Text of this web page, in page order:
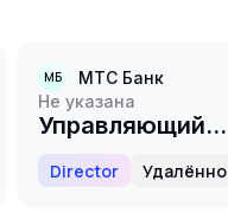
МБ МТС Банк
Не указана
Управляющий
Director Удалённо